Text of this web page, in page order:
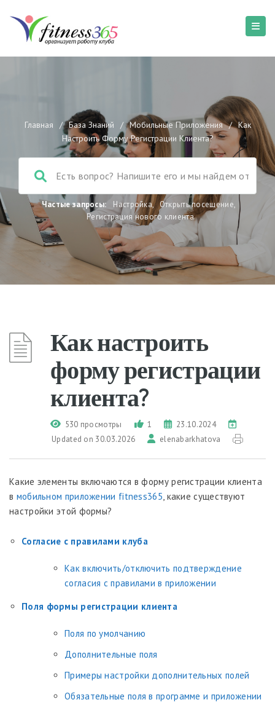
Главная / База Знаний / Мобильные Приложения / Как
Настроить Форму Регистрации Клиента?
Частые запросы: Настройка, Открыть посещение,
Регистрация нового клиента
Как настроить
форму регистрации
клиента?
530 просмотры 1
23.10.2024
Updated on 30.03.2026
elenabarkhatova
Какие элементы включаются в форму регистрации клиента
в мобильном приложении fitness365, какие существуют
настройки этой формы?
Согласие с правилами клуба
Как включить/отключить подтверждение
согласия с правилами в приложении
Поля формы регистрации клиента
Поля по умолчанию
Дополнительные поля
Примеры настройки дополнительных полей
Обязательные поля в программе и приложении